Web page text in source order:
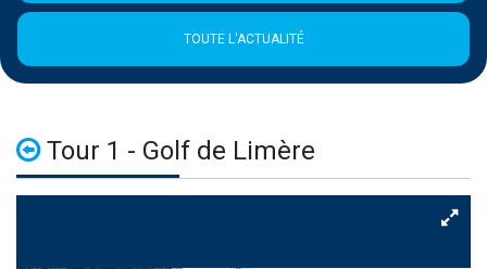
TOUTE L'ACTUALITÉ
Tour 1 - Golf de Limère